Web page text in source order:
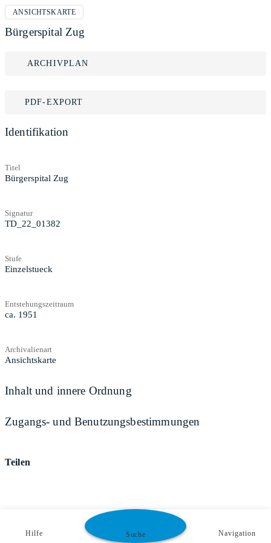
ANSICHTSKARTE
Bürgerspital Zug
ARCHIVPLAN
PDF-EXPORT
Identifikation
Titel
Bürgerspital Zug
Signatur
TD_22_01382
Stufe
Einzelstueck
Entstehungszeitraum
ca. 1951
Archivalienart
Ansichtskarte
Inhalt und innere Ordnung
Zugangs- und Benutzungsbestimmungen
Teilen
Hilfe Suche Navigation